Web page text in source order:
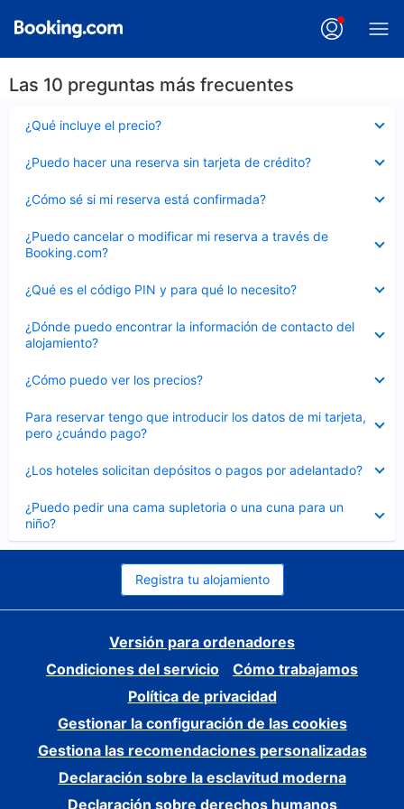
Las 10 preguntas más frecuentes
¿Qué incluye el precio?
cerrado
¿Puedo hacer una reserva sin tarjeta de crédito?
cerrado
¿Cómo sé si mi reserva está confirmada?
cerrado
¿Puedo cancelar o modificar mi reserva a través de
Booking.com?
cerrado
¿Qué es el código PIN y para qué lo necesito?
cerrado
¿Dónde puedo encontrar la información de contacto del
alojamiento?
cerrado
¿Cómo puedo ver los precios?
cerrado
Para reservar tengo que introducir los datos de mi tarjeta,
pero ¿cuándo pago?
cerrado
¿Los hoteles solicitan depósitos o pagos por adelantado?
cerrado
¿Puedo pedir una cama supletoria o una cuna para un
niño?
cerrado
Registra tu alojamiento
Versión para ordenadores
Condiciones del servicio
Cómo trabajamos
Política de privacidad
Gestionar la configuración de las cookies
Gestiona las recomendaciones personalizadas
Declaración sobre la esclavitud moderna
Declaración sobre derechos humanos